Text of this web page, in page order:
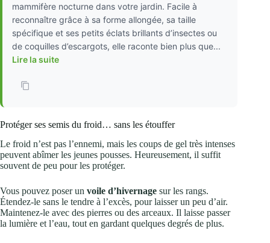
mammifère nocturne dans votre jardin. Facile à
reconnaître grâce à sa forme allongée, sa taille
spécifique et ses petits éclats brillants d’insectes ou
de coquilles d’escargots, elle raconte bien plus que...
Lire la suite
Protéger ses semis du froid… sans les étouffer
Le froid n’est pas l’ennemi, mais les coups de gel très intenses
peuvent abîmer les jeunes pousses. Heureusement, il suffit
souvent de peu pour les protéger.
Vous pouvez poser un voile d’hivernage sur les rangs.
Étendez-le sans le tendre à l’excès, pour laisser un peu d’air.
Maintenez-le avec des pierres ou des arceaux. Il laisse passer
la lumière et l’eau, tout en gardant quelques degrés de plus.